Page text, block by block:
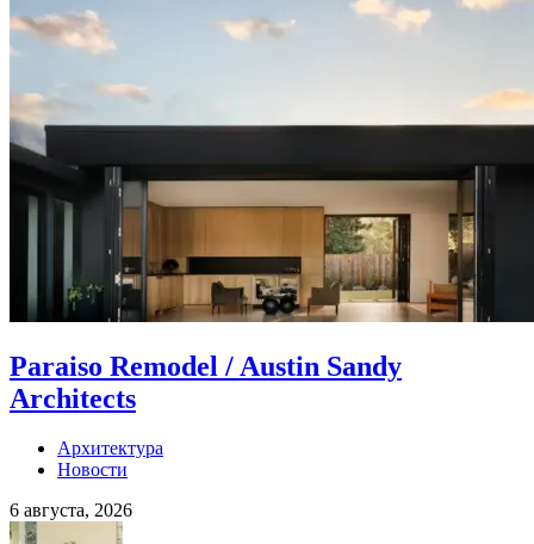
Paraiso Remodel / Austin Sandy
Architects
Архитектура
Новости
6 августа, 2026